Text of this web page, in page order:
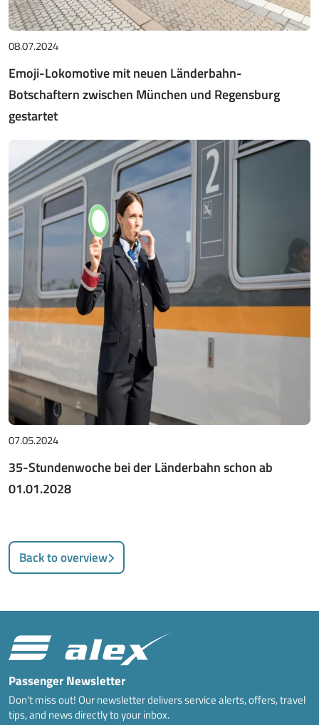
08.07.2024
Emoji-Lokomotive mit neuen Länderbahn-
Botschaftern zwischen München und Regensburg
gestartet
07.05.2024
35-Stundenwoche bei der Länderbahn schon ab
01.01.2028
Back to overview
Passenger Newsletter
Don't miss out! Our newsletter delivers service alerts, offers, travel
tips, and news directly to your inbox.